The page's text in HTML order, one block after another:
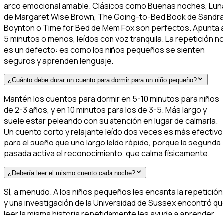
arco emocional amable. Clásicos como Buenas noches,
de Margaret Wise Brown, The Going-to-Bed Book de
Boynton o Time for Bed de Mem Fox son perfectos. Apunta
5 minutos o menos, leídos con voz tranquila. La repetición
es un defecto: es como los niños pequeños se sienten
seguros y aprenden lenguaje.
¿Cuánto debe durar un cuento para dormir para un niño pequeño?
Mantén los cuentos para dormir en 5-10 minutos para niños
de 2-3 años, y en 10 minutos para los de 3-5. Más largo y
suele estar peleando con su atención en lugar de calmarla.
Un cuento corto y relajante leído dos veces es más efectivo
para el sueño que uno largo leído rápido, porque la segunda
pasada activa el reconocimiento, que calma físicamente.
¿Debería leer el mismo cuento cada noche?
Sí, a menudo. A los niños pequeños les encanta la
y una investigación de la Universidad de Sussex encontró